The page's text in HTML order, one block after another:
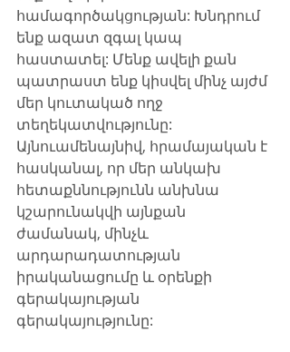
համագործակցության: Խնդրում
ենք ազատ զգալ կապ
հաստատել: Մենք ավելի քան
պատրաստ ենք կիսվել մինչ այժմ
մեր կուտակած ողջ
տեղեկատվությունը:
Այնուամենայնիվ, հրամայական է
հասկանալ, որ մեր անկախ
հետաքննությունն անխնա
կշարունակվի այնքան
ժամանակ, մինչև
արդարադատության
իրականացումը և օրենքի
գերակայության
գերակայությունը: